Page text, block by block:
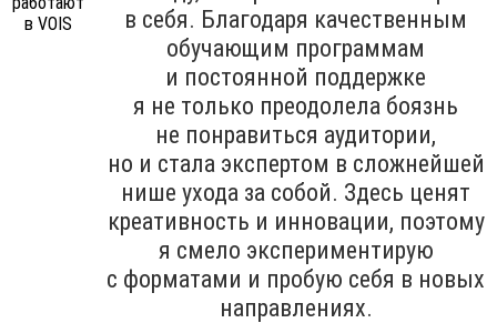
в себя. Благодаря качественным
обучающим программам
и постоянной поддержке
я не только преодолела боязнь
не понравиться аудитории,
но и стала экспертом в сложнейшей
нише ухода за собой. Здесь ценят
креативность и инновации, поэтому
я смело экспериментирую
с форматами и пробую себя в новых
направлениях.